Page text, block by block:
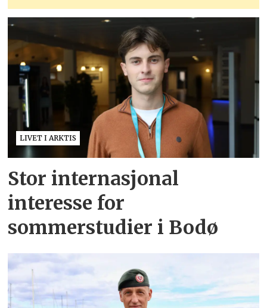
LIVET I ARKTIS
Stor internasjonal
interesse for
sommerstudier i Bodø